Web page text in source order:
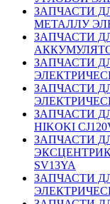
ЗАПЧАСТИ
МЕТАЛЛУ
ЗАПЧАСТИ
ЗАПЧАСТИ
ЗАПЧАСТИ
ЗАПЧАСТИ
HIKOKI
ЗАПЧАСТИ
SV13YA
ЗАПЧАСТИ